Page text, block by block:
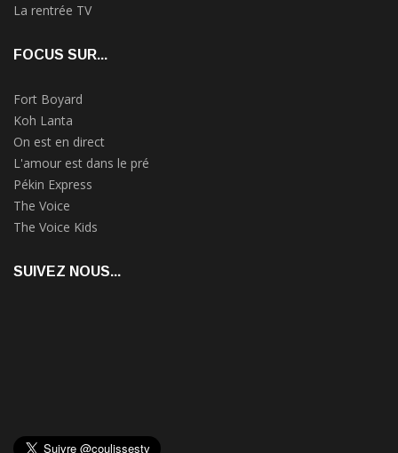
La rentrée TV
FOCUS SUR...
Fort Boyard
Koh Lanta
On est en direct
L'amour est dans le pré
Pékin Express
The Voice
The Voice Kids
SUIVEZ NOUS...